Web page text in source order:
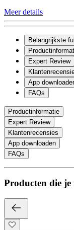
Meer details
Belangrijkste
Expert Review
App
FAQs
Productinformatie
Expert Review
Klantenrecensies
App downloaden
FAQs
Producten die je